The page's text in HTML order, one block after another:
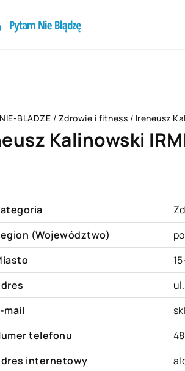
BLADZE / Zdrowie i fitness / Ireneusz
Kalinowski
(Województwo)
mail
telefonu
internetowy